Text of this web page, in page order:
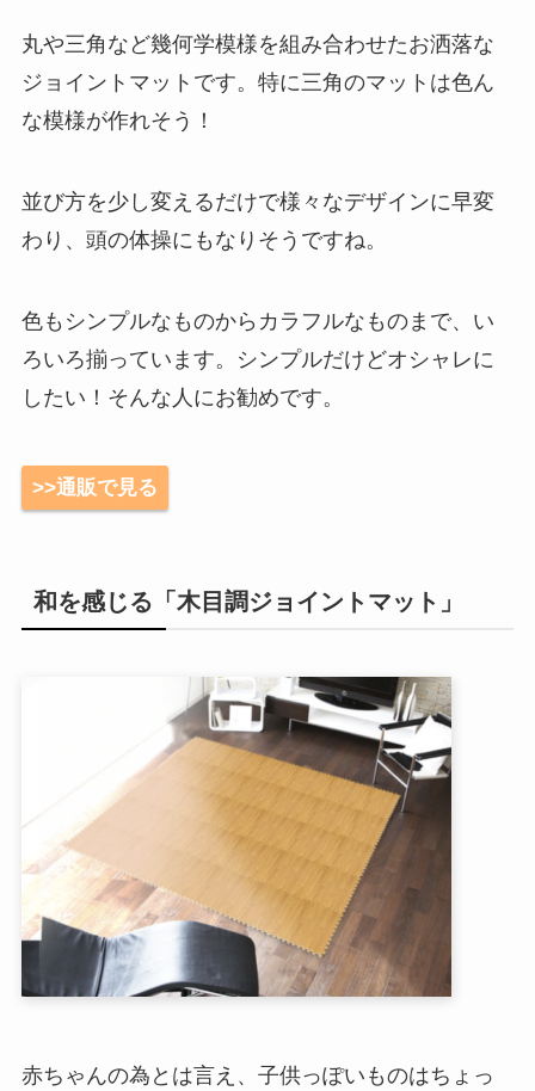
丸や三角など幾何学模様を組み合わせたお洒落な
ジョイントマットです。特に三角のマットは色ん
な模様が作れそう！
並び方を少し変えるだけで様々なデザインに早変
わり、頭の体操にもなりそうですね。
色もシンプルなものからカラフルなものまで、い
ろいろ揃っています。シンプルだけどオシャレに
したい！そんな人にお勧めです。
>>通販で見る
和を感じる「木目調ジョイントマット」
赤ちゃんの為とは言え、子供っぽいものはちょっ